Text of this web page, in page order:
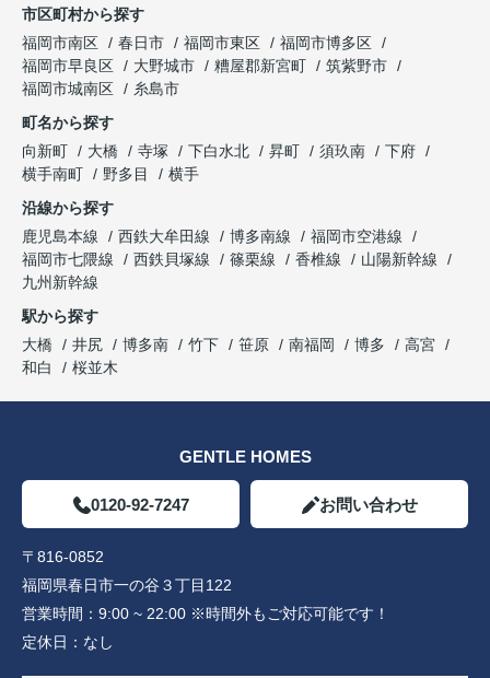
市区町村から探す
福岡市南区
春日市 福岡市東区
福岡市博多区
福岡市早良区
大野城市 糟屋郡新宮町
筑紫野市
福岡市城南区
糸島市
町名から探す
向新町
大橋 寺塚 下白水北 昇町 須玖南
下府
横手南町
野多目
横手
沿線から探す
鹿児島本線
西鉄大牟田線 博多南線
福岡市空港線
福岡市七隈線
西鉄貝塚線 篠栗線 香椎線
山陽新幹線
九州新幹線
駅から探す
大橋
井尻 博多南 竹下 笹原 南福岡 博多
高宮
和白
桜並木
GENTLE HOMES
0120-92-7247 お問い合わせ
〒816-0852
福岡県春日市一の谷３丁目122
営業時間： 9:00 ~ 22:00 ※時間外もご対応可能です！
定休日： なし